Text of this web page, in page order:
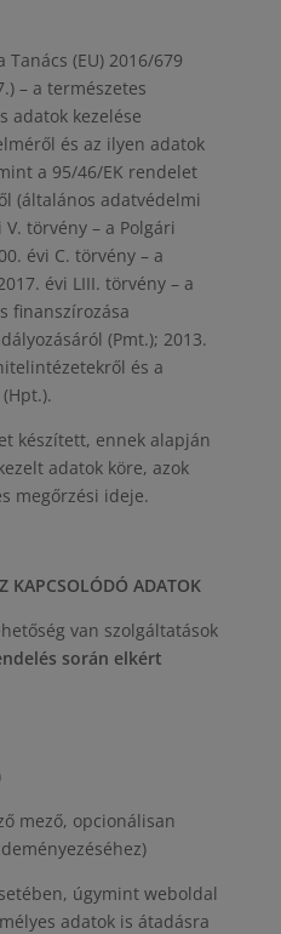
(EU) 2016/679
– a természetes
adatok kezelése
és az ilyen adatok
a 95/46/EK rendelet
(általános adatvédelmi
V. törvény – a Polgári
évi C. törvény – a
évi LIII. törvény – a
finanszírozása
(Pmt.); 2013.
és a
készített, ennek alapján
adatok köre, azok
megőrzési ideje.
KAPCSOLÓDÓ ADATOK
van szolgáltatások
során elkért
mező, opcionálisan
úgymint weboldal
adatok is átadásra